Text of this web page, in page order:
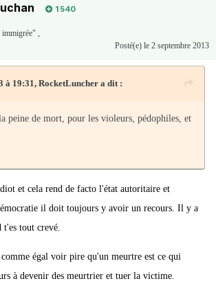
1 540
immigrée" ,
Posté(e) le 2 septembre 2013
à 19:31, RocketLuncher a dit :
peine de mort, pour les violeurs, pédophiles, et
et cela rend de facto l'état autoritaire et
il doit toujours y avoir un recours. Il y a
t'es tout crevé.
égal voir pire qu'un meurtre est ce qui
à devenir des meurtrier et tuer la victime.